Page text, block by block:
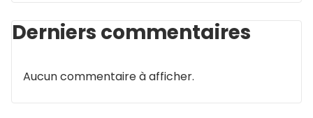
Derniers commentaires
Aucun commentaire à afficher.